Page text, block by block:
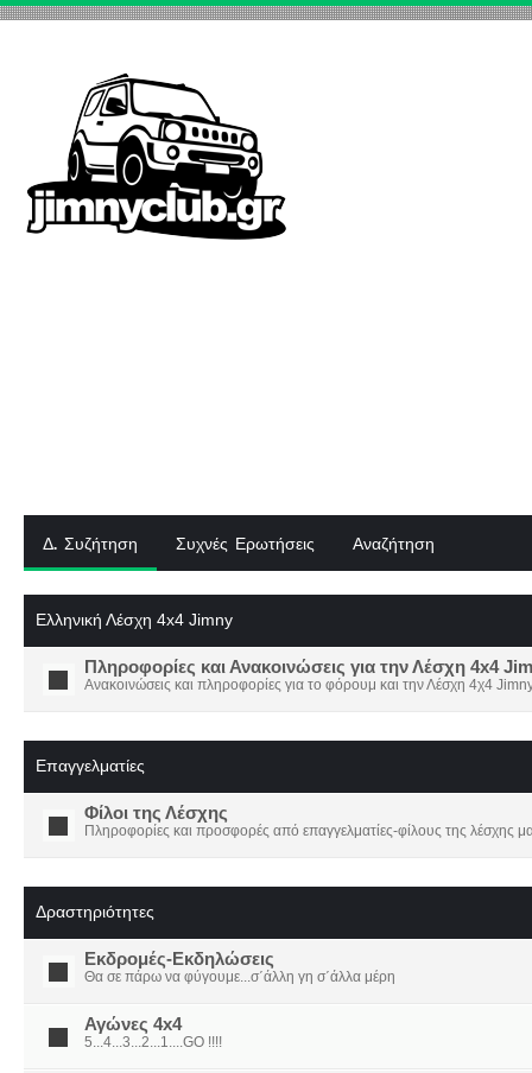
Δ. Συζήτηση Συχνές Ερωτήσεις Αναζήτηση
Ελληνική Λέσχη 4x4 Jimny
Πληροφορίες και Ανακοινώσεις για την Λέσχη 4x4
Ανακοινώσεις και πληροφορίες για το φόρουμ και την Λέσχη 4χ4
Επαγγελματίες
Φίλοι της Λέσχης
Πληροφορίες και προσφορές από επαγγελματίες-φίλους της λέσχης
Δραστηριότητες
Εκδρομές-Εκδηλώσεις
Θα σε πάρω να φύγουμε...σ΄άλλη γη σ΄άλλα μέρη
Αγώνες 4x4
5...4...3...2...1....GO !!!!